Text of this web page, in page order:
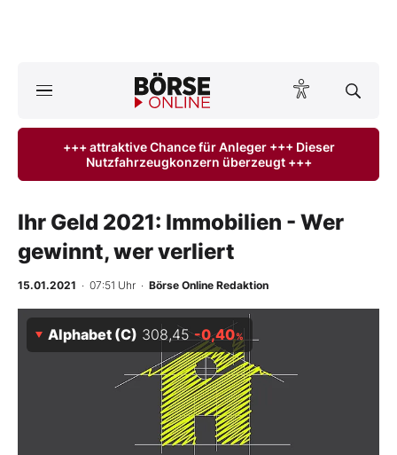
ktuelle Ausgabe BÖRSE ONLINE lesen
Finanz-Check
BO-Musterdepots
+++ attraktive Chance für Anleger +++ Dieser
Nutzfahrzeugkonzern überzeugt +++
Ihr Geld 2021: Immobilien - Wer
gewinnt, wer verliert
15.01.2021 · 07:51 Uhr · Börse Online Redaktion
Alphabet (C) 308,45 -0,40%